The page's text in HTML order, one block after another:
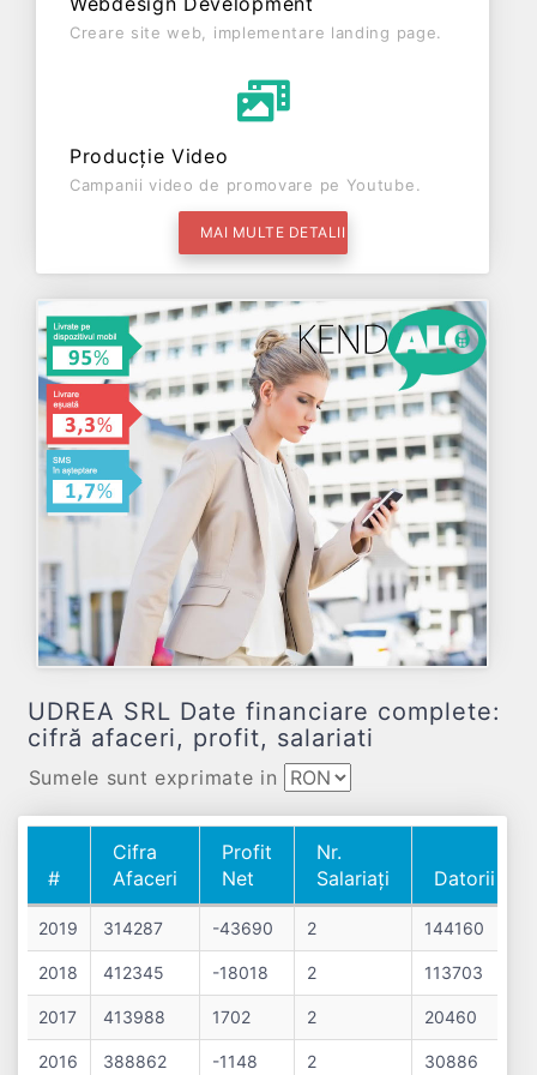
Creare site web, implementare landing page.
Producție Video
Campanii video de promovare pe Youtube.
MAI MULTE DETALII
UDREA SRL Date financiare complete:
cifră afaceri, profit, salariati
Sumele sunt exprimate in
#
Cifra
Afaceri
Profit
Net
Nr.
Salariați
Datorii
#
Cifra
Afaceri
Profit
Net
Salariați
Datorii
2019 314287 -43690 2 144160
2018 412345 -18018 2 113703
2017 413988 1702 2 20460
2016 388862 -1148 2 30886